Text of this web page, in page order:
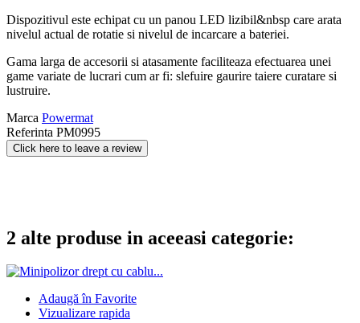
Dispozitivul este echipat cu un panou LED lizibil&nbsp care arata
nivelul actual de rotatie si nivelul de incarcare a bateriei.
Gama larga de accesorii si atasamente faciliteaza efectuarea unei
game variate de lucrari cum ar fi: slefuire gaurire taiere curatare si
lustruire.
Marca Powermat
Referinta PM0995
Click here to leave a review
2 alte produse in aceeasi categorie:
Adaugă în Favorite
Vizualizare rapida